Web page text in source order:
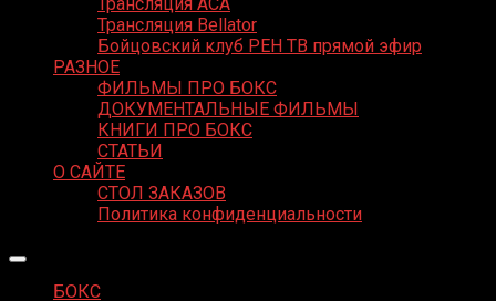
Трансляция Bellator
Бойцовский клуб РЕН ТВ прямой эфир
РАЗНОЕ
ФИЛЬМЫ ПРО БОКС
ДОКУМЕНТАЛЬНЫЕ ФИЛЬМЫ
КНИГИ ПРО БОКС
СТАТЬИ
О САЙТЕ
СТОЛ ЗАКАЗОВ
Политика конфиденциальности
БОКС